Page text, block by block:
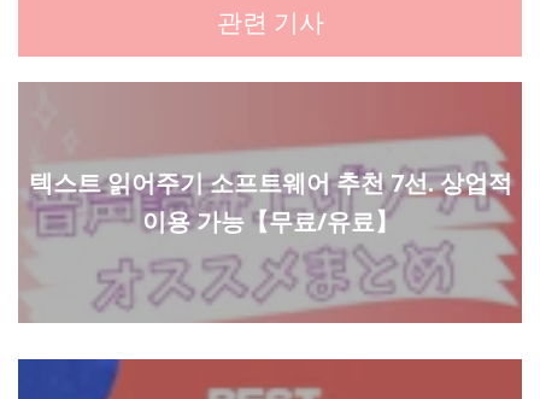
관련 기사
텍스트 읽어주기 소프트웨어 추천 7선. 상업적
이용 가능【무료/유료】